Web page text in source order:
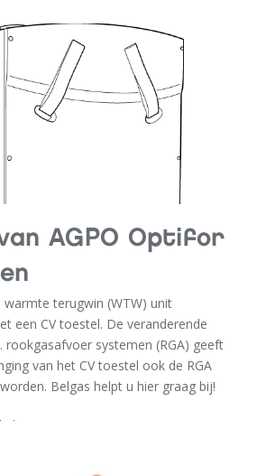
2020.
stijging?
plaats zijn wij genoodzaakt (door de
met 8% te laten stijgen. De kosten
fors. Belgas belast niet elke stijging
wij onze tarieven met 5%.
AGPO Optifor
terugwin (WTW) unit
een CV toestel. De veranderende
rookgasafvoer systemen (RGA) geeft
van het CV toestel ook de RGA
Belgas helpt u hier graag bij!